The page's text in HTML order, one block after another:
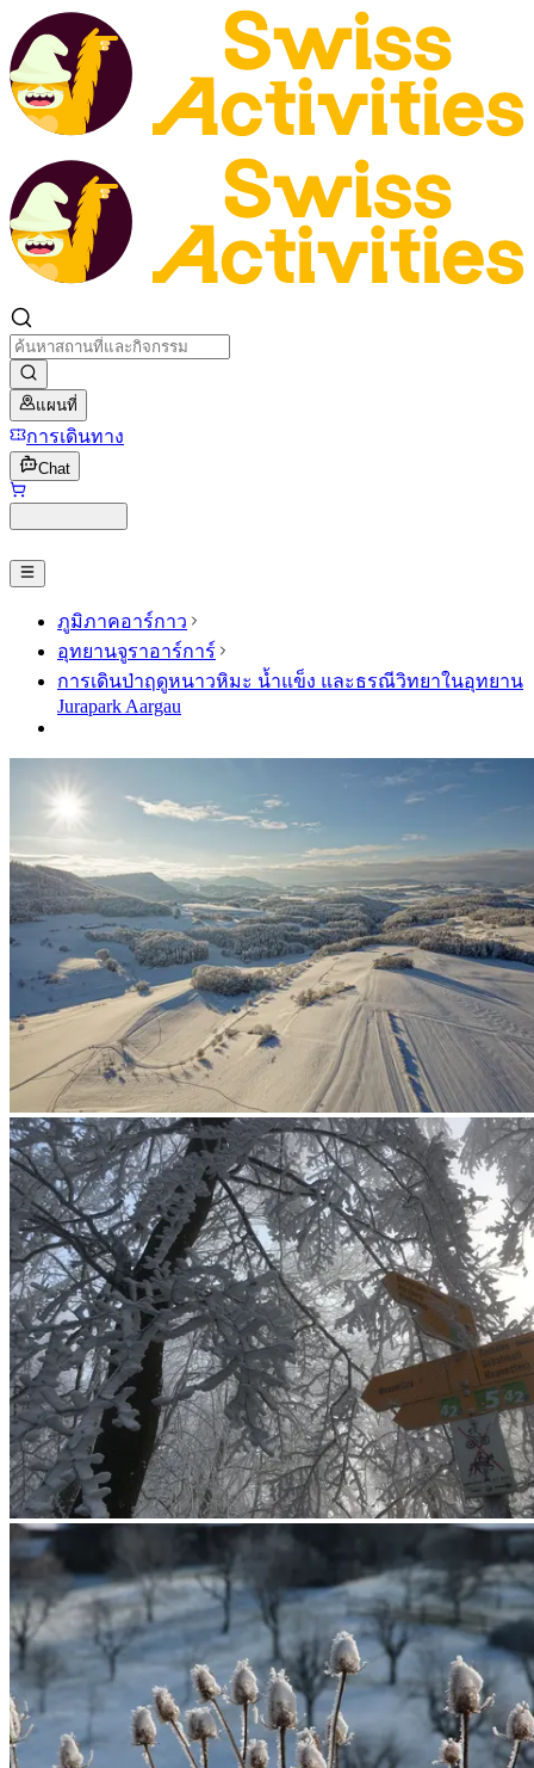
แผนที่
การเดินทาง
Chat
ภูมิภาคอาร์กาว
อุทยานจูราอาร์การ์
การเดินป่าฤดูหนาวหิมะ น้ำแข็ง และธรณีวิทยาในอุทยาน
Jurapark Aargau